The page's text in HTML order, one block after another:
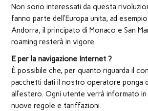
Non sono interessati da questa
fanno parte dell’Europa unita, ad
Andorra, il principato di Monaco e San
roaming resterà in vigore.
E per la navigazione Internet ?
È possibile che, per quanto riguarda il
pacchetti dati il nostro operatore ponga
all’estero. Ogni utente verrà informato
nuove regole e tariffazioni.